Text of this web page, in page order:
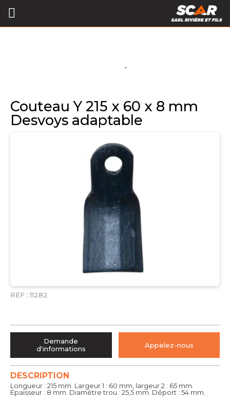
Couteau Y 215 x 60 x 8 mm
Desvoys adaptable
RÉF : 11282
DESCRIPTION
Longueur : 215 mm. Largeur 1 : 60 mm, largeur 2 : 65 mm.
Epaisseur : 8 mm. Diamètre trou : 25,5 mm. Déport : 54 mm.
Demande
d'informations
Appelez-nous